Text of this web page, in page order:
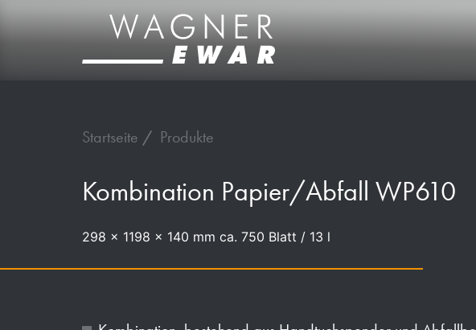
Startseite Produkte
Kombination Papier/Abfall WP610
298 x 1198 x 140 mm ca. 750 Blatt / 13 l